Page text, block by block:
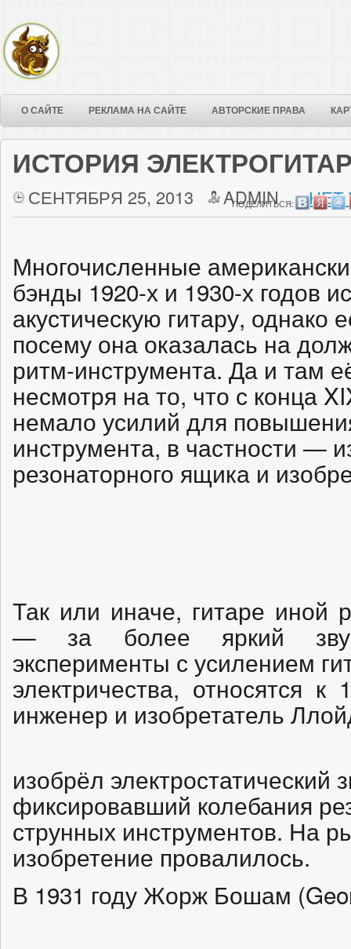
О САЙТЕ РЕКЛАМА НА САЙТЕ АВТОРСКИЕ ПРАВА
ИСТОРИЯ
СЕНТЯБРЯ 25, 2013 ADMIN НЕТ
ПОДЕЛИТЬСЯ:
Многочисленные
бэнды 1920-х и 1930-х годов
акустическую гитару,
посему она оказалась на
ритм-инструмента. Да и там
несмотря на то, что с конца
немало усилий для
инструмента, в частности —
резонаторного ящика и
Так или иначе, гитаре иной
— за более яркий
эксперименты с усилением
электричества, относятся
инженер и изобретатель
изобрёл электростатический
фиксировавший колебания
струнных инструментов. На
изобретение провалилось.
В 1931 году Жорж Бошам